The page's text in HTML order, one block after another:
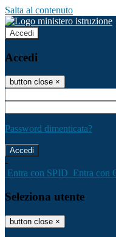
Salta al contenuto
Accedi
Accedi
button close ×
Password dimenticata?
-
Entra con SPID Entra con
Seleziona utente
button close ×